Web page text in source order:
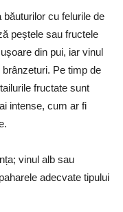
cu felurile de
peștele sau fructele
din pui, iar vinul
Pe timp de
fructate sunt
intense, cum ar fi
vinul alb sau
adecvate tipului